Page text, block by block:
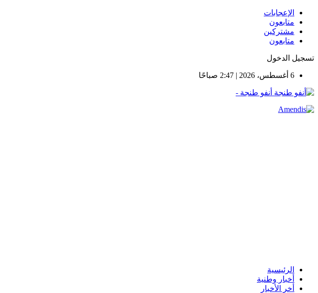
الإعجابات
متابعون
مشتركين
متابعون
تسجيل الدخول
6 أغسطس، 2026 | 2:47 صباحًا
أنفو طنجة -
الرئيسية
أخبار وطنية
أخر الأخبار